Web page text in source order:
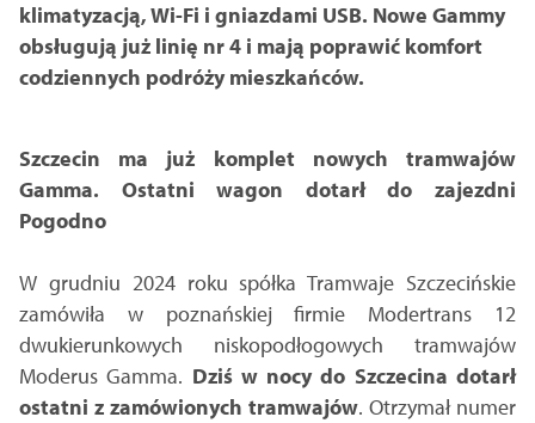
klimatyzacją, Wi-Fi i gniazdami USB. Nowe Gammy
obsługują już linię nr 4 i mają poprawić komfort
codziennych podróży mieszkańców.
Szczecin ma już komplet nowych tramwajów
Gamma. Ostatni wagon dotarł do zajezdni
Pogodno
W grudniu 2024 roku spółka Tramwaje Szczecińskie
zamówiła w poznańskiej firmie Modertrans 12
dwukierunkowych niskopodłogowych tramwajów
Moderus Gamma. Dziś w nocy do Szczecina dotarł
ostatni z zamówionych tramwajów. Otrzymał numer